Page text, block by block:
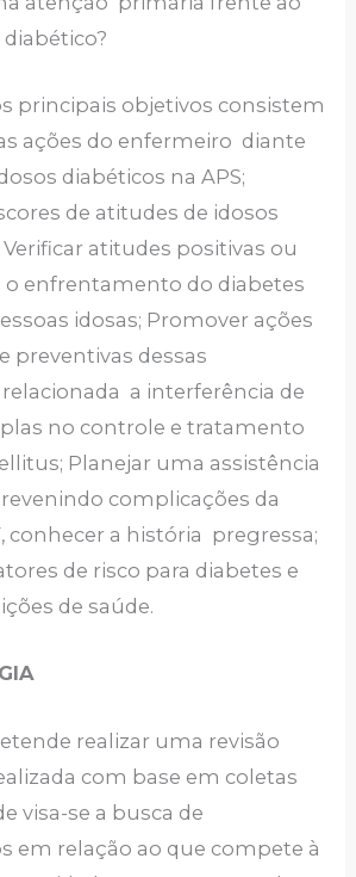
principais objetivos consistem
ações do enfermeiro diante
diabéticos na APS;
de atitudes de idosos
atitudes positivas ou
o enfrentamento do diabetes
idosas; Promover ações
preventivas dessas
a interferência de
no controle e tratamento
Planejar uma assistência
complicações da
conhecer a história pregressa;
de risco para diabetes e
de saúde.
realizar uma revisão
com base em coletas
visa-se a busca de
em relação ao que compete à